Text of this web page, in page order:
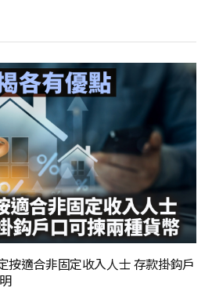
按適合非固定收入人士 存款掛鈎戶